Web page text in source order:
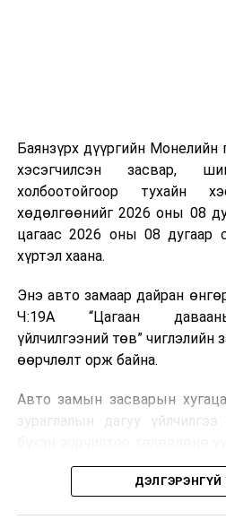
болон дулааны эрчим хүч
болдог. Зарим технологийн
үлдэх үнснээс фосфор зэрэг
авах боломжтой аж.
Япон, Герман, Швейцар,
зэрэг улс лаг хатаах,
байна. Тухайлбал, Германд
гарсан үнснээс фосфор
ашигладаг бол
боловсруулах
Ийнхүү лаг хатаах,
улсад өргөн ашиглаж байна.
Баянзүрх дүүргийн
хэсэгчилсэн засвар,
холбоотойгоор тухайн
хөдөлгөөнийг 2026 оны 08
цагаас 2026 оны 08 дугаар
хүртэл хаана.
Энэ авто замаар дайран
Ч:19А “Цагаан
үйлчилгээний төв” чиглэлийн
өөрчлөлт орж байна.
Авто замын засварын
зураглалын дагуу
бодлогын газраас мэдээллээ.